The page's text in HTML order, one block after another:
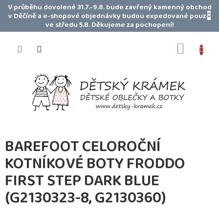
PřejítV průběhu dovolené 31.7.-9.8. bude zavřený kamenný obchod
v Děčíně a e-shopové objednávky budou expedované pouze
ve středu 5.8. Děkujeme za pochopení!
BAREFOOT CELOROČNÍ
KOTNÍKOVÉ BOTY FRODDO
FIRST STEP DARK BLUE
(G2130323-8, G2130360)